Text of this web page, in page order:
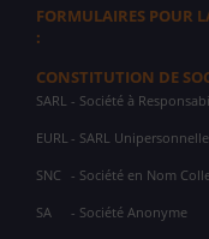
FORMULAIRES POUR
:
CONSTITUTION DE
SARL - Société à
EURL - SARL Unipersonnelle
SNC - Société en Nom
SA - Société Anonyme